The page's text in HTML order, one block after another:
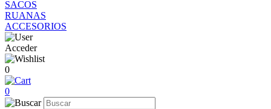
SACOS
RUANAS
ACCESORIOS
Acceder
0
0